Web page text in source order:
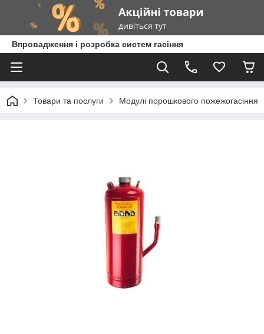
Впровадження і розробка систем гасіння
Товари та послуги Модулі порошкового пожежогасіння